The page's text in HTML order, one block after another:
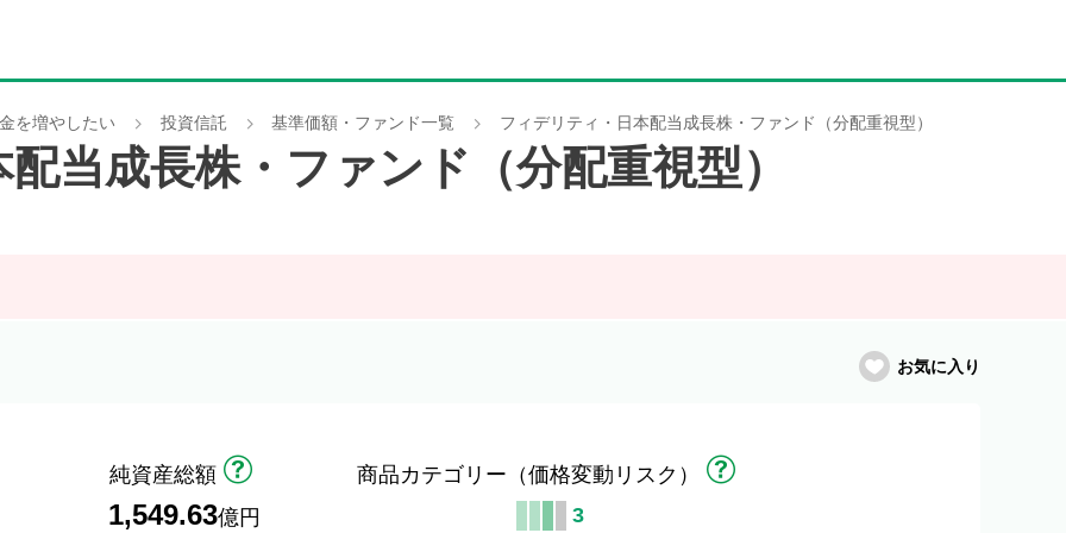
を増やしたい 投資信託 基準価額・ファンド一覧 フィデリティ・日本配当成長株・ファンド（分配重視型）
当成長株・ファンド（分配重視型）
お気に入り
純資産総額
1,549.63億円
商品カテゴリー （価格変動リスク）
3